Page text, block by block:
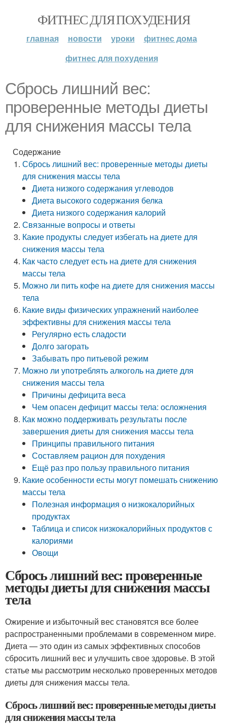
ФИТНЕС ДЛЯ ПОХУДЕНИЯ
главная новости уроки
фитнес дома
фитнес для похудения
Сбрось лишний вес:
проверенные методы диеты
для снижения массы тела
Содержание
Сбрось лишний вес: проверенные методы диеты
для снижения массы тела
Диета низкого содержания углеводов
Диета высокого содержания белка
Диета низкого содержания калорий
Связанные вопросы и ответы
Какие продукты следует избегать на диете для
снижения массы тела
Как часто следует есть на диете для снижения
массы тела
Можно ли пить кофе на диете для снижения массы
тела
Какие виды физических упражнений наиболее
эффективны для снижения массы тела
Регулярно есть сладости
Долго загорать
Забывать про питьевой режим
Можно ли употреблять алкоголь на диете для
снижения массы тела
Причины дефицита веса
Чем опасен дефицит массы тела: осложнения
Как можно поддерживать результаты после
завершения диеты для снижения массы тела
Принципы правильного питания
Составляем рацион для похудения
Ещё раз про пользу правильного питания
Какие особенности есты могут помешать снижению
массы тела
Полезная информация о низкокалорийных
продуктах
Таблица и список низкокалорийных продуктов с
калориями
Овощи
Сбрось лишний вес: проверенные
методы диеты для снижения массы
тела
Ожирение и избыточный вес становятся все более
распространенными проблемами в современном мире.
Диета — это один из самых эффективных способов
сбросить лишний вес и улучшить свое здоровье. В этой
статье мы рассмотрим несколько проверенных методов
диеты для снижения массы тела.
Сбрось лишний вес: проверенные методы диеты
для снижения массы тела